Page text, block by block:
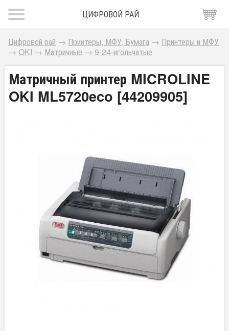
ЦИФРОВОЙ РАЙ
Цифровой рай → Принтеры, МФУ, Бумага → Принтеры и МФУ
→ OKI → Матричные → 9-24-игольчатые
Матричный принтер MICROLINE
OKI ML5720eco [44209905]